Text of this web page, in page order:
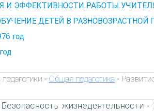
ЭФФЕКТИВНОСТИ РАБОТЫ УЧИТЕЛЯ
ДЕТЕЙ В РАЗНОВОЗРАСТНОЙ
год
- Общая педагогика -
Безопасность жизнедеятельности -